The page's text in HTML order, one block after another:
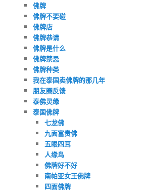
佛牌
佛牌不要碰
佛牌店
佛牌恭请
佛牌是什么
佛牌禁忌
佛牌种类
我在泰国卖佛牌的那几年
朋友圈反馈
泰佛灵缘
泰国佛牌
七龙佛
九面富贵佛
五眼四耳
人缘鸟
佛牌好不好
南帕亚女王佛牌
四面佛牌